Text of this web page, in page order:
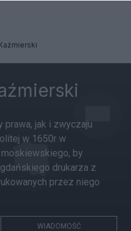
prawa, jak i zwyczaju
w 1650r w
by
drukarza z
przez niego
WIADOMOŚĆ